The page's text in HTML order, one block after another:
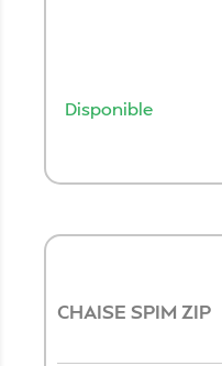
Disponible
CHAISE SPIM ZIP